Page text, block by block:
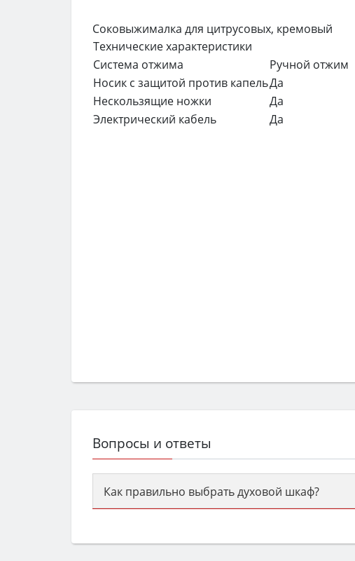
Соковыжималка для цитрусовых, кремовый
Технические характеристики
Система отжима
Ручной отжим
Носик с защитой против капельДа
Нескользящие ножки
Да
Электрический кабель
Да
Вопросы и ответы
Как правильно выбрать духовой шкаф?
семьи, класс энергопотребления не ниже A